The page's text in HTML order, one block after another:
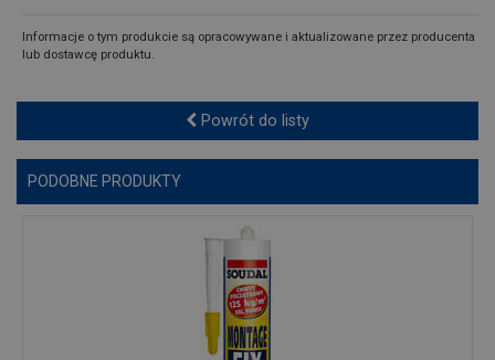
Informacje o tym produkcie są opracowywane i aktualizowane przez producenta
lub dostawcę produktu.
Powrót do listy
PODOBNE PRODUKTY